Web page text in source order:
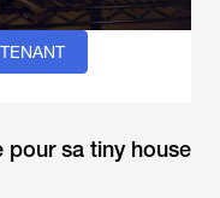
pour sa tiny house